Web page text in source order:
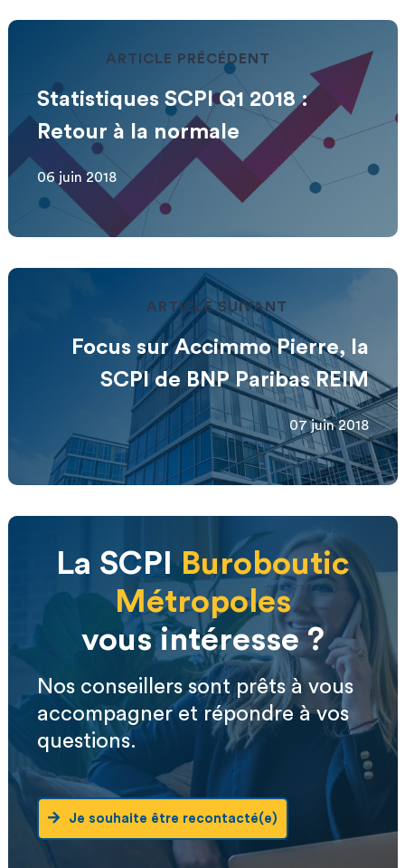
ARTICLE PRÉCÉDENT
Statistiques SCPI Q1 2018 :
Retour à la normale
06 juin 2018
ARTICLE SUIVANT
Focus sur Accimmo Pierre, la
SCPI de BNP Paribas REIM
07 juin 2018
La SCPI Buroboutic
Métropoles
vous intéresse ?
Nos conseillers sont prêts à vous
accompagner et répondre à vos
questions.
Je souhaite être recontacté(e)